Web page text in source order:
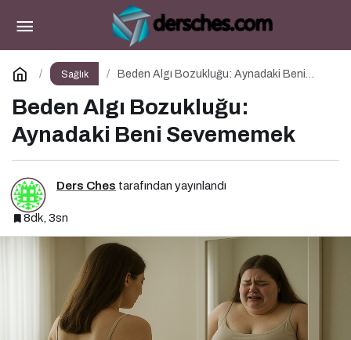
Sağlık
Beden Algı Bozukluğu: Aynadaki Beni
Beden Algı Bozukluğu:
Aynadaki Beni Sevememek
Ders Ches tarafından yayınlandı
8dk, 3sn
Yeme Bozuklukları Yorum Yap